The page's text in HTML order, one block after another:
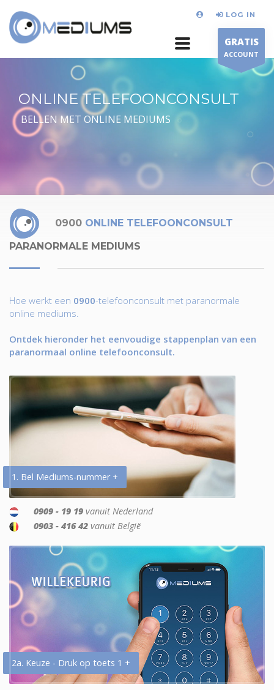
LOG IN
GRATIS
ACCOUNT
ONLINE TELEFOONCONSULT
BELLEN MET ONLINE MEDIUMS
0900 ONLINE TELEFOONCONSULT
PARANORMALE MEDIUMS
Hoe werkt een 0900-telefoonconsult met paranormale
online mediums.
Ontdek hieronder het eenvoudige stappenplan van een
paranormaal online telefoonconsult.
1. Bel Mediums-nummer +
0909 - 19 19 vanuit Nederland
0903 - 416 42 vanuit België
2a. Keuze - Druk op toets 1 +